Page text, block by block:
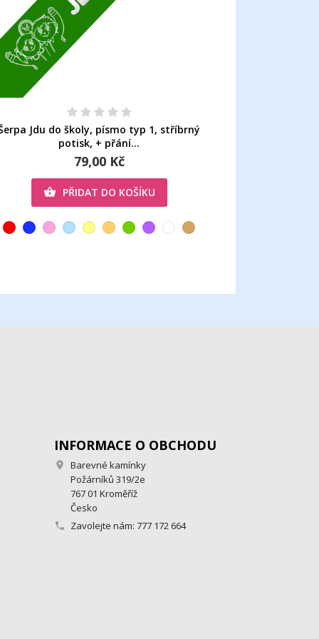
Jdu do školy, písmo typ 1, stříbrný
potisk, + přání...
79,00 Kč
 PŘIDAT DO KOŠÍKU
INFORMACE O OBCHODU

Barevné kamínky
Požárníků 319/2e
767 01 Kroměříž
Česko
 Zavolejte nám: 777 172 664